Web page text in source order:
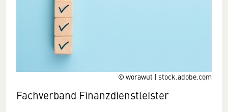
© worawut | stock.adobe.com
Fachverband Finanzdienstleister